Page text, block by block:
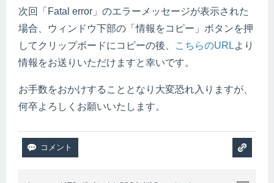
次回「Fatal error」のエラーメッセージが表示された
場合、ウィンドウ下部の「情報をコピー」ボタンを押
してクリップボードにコピーの後、
こちらのURLより
情報をお送りいただけますと幸いです。
お手数をおかけすることとなり大変恐れ入りますが、
何卒よろしくお願いいたします。